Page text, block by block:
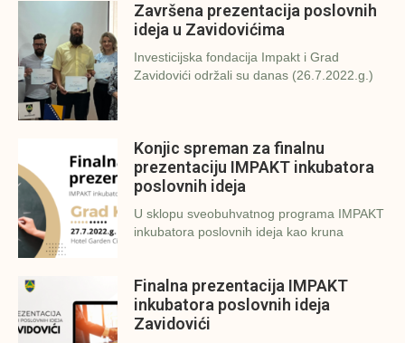
Završena prezentacija poslovnih
ideja u Zavidovićima
Investicijska fondacija Impakt i Grad
Zavidovići održali su danas (26.7.2022.g.)
Konjic spreman za finalnu
prezentaciju IMPAKT inkubatora
poslovnih ideja
U sklopu sveobuhvatnog programa IMPAKT
inkubatora poslovnih ideja kao kruna
Finalna prezentacija IMPAKT
inkubatora poslovnih ideja
Zavidovići